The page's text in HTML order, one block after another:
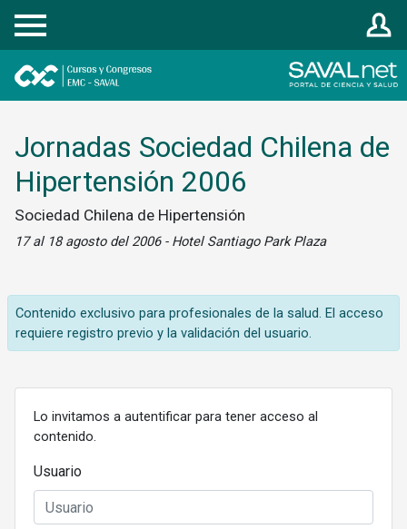
Registrarse
Jornadas Sociedad Chilena de
Hipertensión 2006
Sociedad Chilena de Hipertensión
17 al 18 agosto del 2006 - Hotel Santiago Park Plaza
Contenido exclusivo para profesionales de la salud. El acceso
requiere registro previo y la validación del usuario.
Lo invitamos a autentificar para tener acceso al
contenido.
Usuario